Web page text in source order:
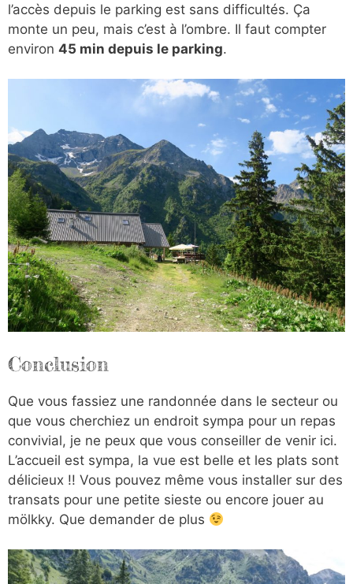
l’accès depuis le parking est sans difficultés. Ça
monte un peu, mais c’est à l’ombre. Il faut compter
environ 45 min depuis le parking.
Conclusion
Que vous fassiez une randonnée dans le secteur ou
que vous cherchiez un endroit sympa pour un repas
convivial, je ne peux que vous conseiller de venir ici.
L’accueil est sympa, la vue est belle et les plats sont
délicieux !! Vous pouvez même vous installer sur des
transats pour une petite sieste ou encore jouer au
mölkky. Que demander de plus